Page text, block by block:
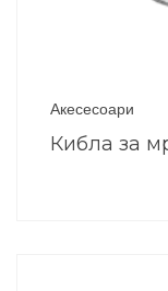
Акесесоари
Кибла за